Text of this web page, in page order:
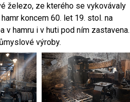
železo, ze kterého se vykovávaly
koncem 60. let 19. stol. na
v hamru i v huti pod ním zastavena.
výroby.